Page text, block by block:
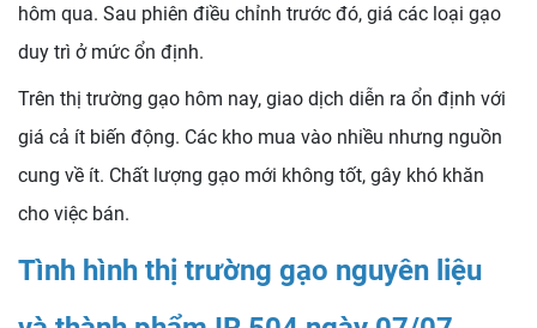
hôm qua. Sau phiên điều chỉnh trước đó, giá các loại gạo
duy trì ở mức ổn định.
Trên thị trường gạo hôm nay, giao dịch diễn ra ổn định với
giá cả ít biến động. Các kho mua vào nhiều nhưng nguồn
cung về ít. Chất lượng gạo mới không tốt, gây khó khăn
cho việc bán.
Tình hình thị trường gạo nguyên liệu